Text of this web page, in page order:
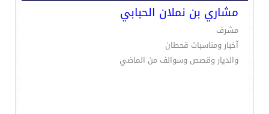
مشاري بن نملان الحبابي
مشرف
آخبار ومناسبات قحطان
والديار وقصص وسوالف من الماضي